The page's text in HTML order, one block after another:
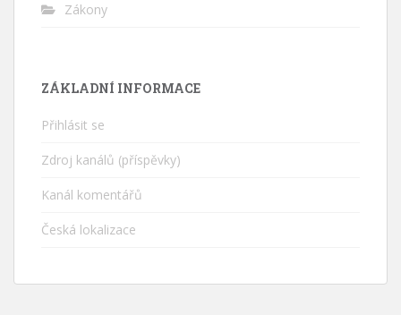
Zákony
ZÁKLADNÍ INFORMACE
Přihlásit se
Zdroj kanálů (příspěvky)
Kanál komentářů
Česká lokalizace